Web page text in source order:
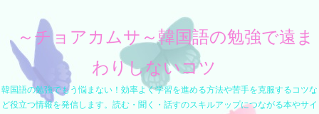
～チョアカムサ～韓国語の勉強で遠ま
わりしないコツ
韓国語の勉強でもう悩まない！効率よく学習を進める方法や苦手を克服するコツな
ど役立つ情報を発信します。読む・聞く・話すのスキルアップにつながる本やサイ